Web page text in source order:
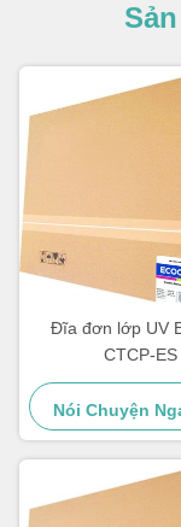
Đĩa đơn lớp UV
CTCP-ES
Nói Chuyện